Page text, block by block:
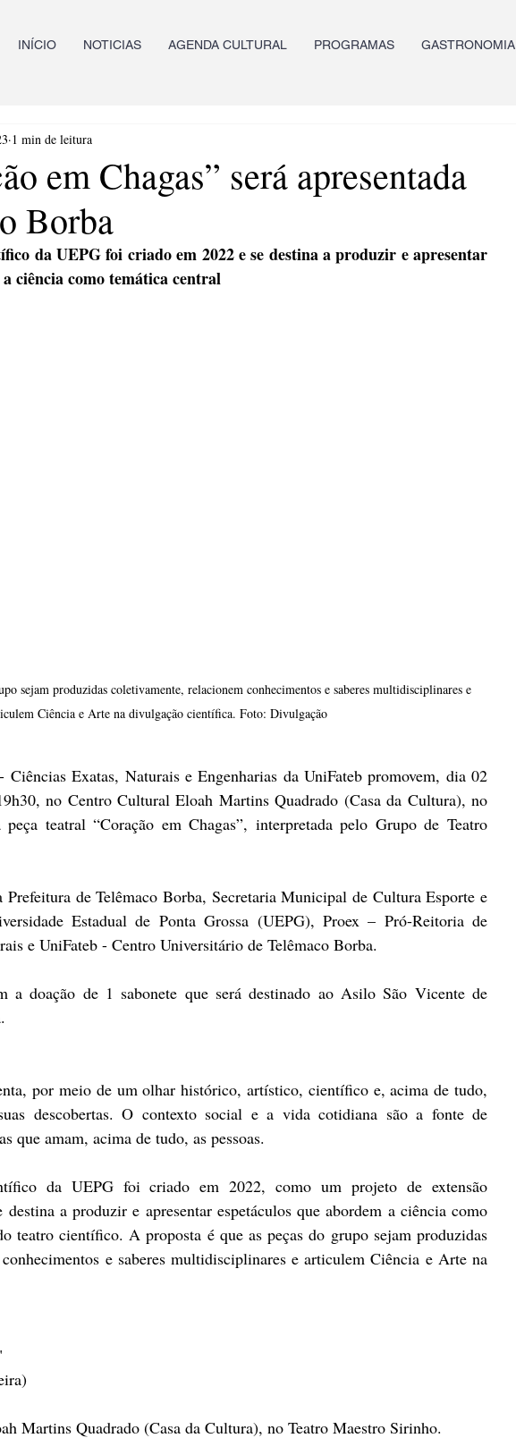
INÍCIO NOTICIAS AGENDA CULTURAL PROGRAMAS GASTRONOMIA
em Chagas” será apresentada
Borba
1 min de leitura
da UEPG foi criado em 2022 e se destina a produzir e apresentar
ciência como temática central
sejam produzidas coletivamente, relacionem conhecimentos e saberes multidisciplinares e
Ciência e Arte na divulgação científica. Foto: Divulgação
Exatas, Naturais e Engenharias da UniFateb promovem, dia 02
no Centro Cultural Eloah Martins Quadrado (Casa da Cultura), no
teatral “Coração em Chagas”, interpretada pelo Grupo de Teatro
Prefeitura de Telêmaco Borba, Secretaria Municipal de Cultura Esporte e
Estadual de Ponta Grossa (UEPG), Proex – Pró-Reitoria de
e UniFateb - Centro Universitário de Telêmaco Borba.
a doação de 1 sabonete que será destinado ao Asilo São Vicente de
por meio de um olhar histórico, artístico, científico e, acima de tudo,
descobertas. O contexto social e a vida cotidiana são a fonte de
que amam, acima de tudo, as pessoas.
da UEPG foi criado em 2022, como um projeto de extensão
a produzir e apresentar espetáculos que abordem a ciência como
teatro científico. A proposta é que as peças do grupo sejam produzidas
e saberes multidisciplinares e articulem Ciência e Arte na
Martins Quadrado (Casa da Cultura), no Teatro Maestro Sirinho.